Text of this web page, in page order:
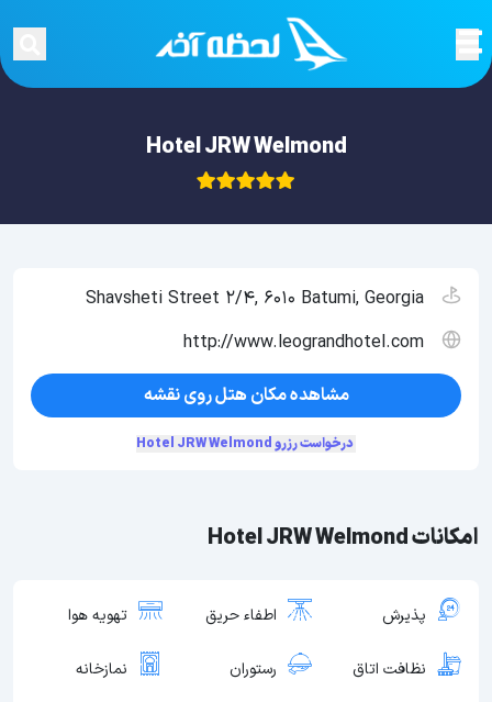
Hotel JRW Welmond
امکانات Hotel JRW Welmond
پذیرش اطفاء حریق تهویه هوا
نظافت اتاق رستوران نمازخانه
Shavsheti Street 2/4, 6010 Batumi, Georgia
http://www.leograndhotel.com
مشاهده مکان هتل روی نقشه
درخواست رزرو Hotel JRW Welmond